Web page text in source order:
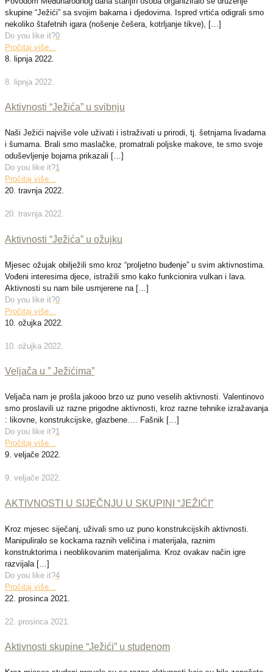
skupine “Ježići” sa svojim bakama i djedovima. Ispred vrtića odigrali smo
nekoliko štafetnih igara (nošenje češera, kotrljanje tikve),
[…]
Do you like it?0
Pročitaj više...
8. lipnja 2022.
8. lipnja 2022.
Aktivnosti “Ježića” u svibnju
Naši Ježići najviše vole uživati i istraživati u prirodi, tj. šetnjama livadama
i šumama. Brali smo maslačke, promatrali poljske makove, te smo svoje
oduševljenje bojama prikazali […]
Do you like it?1
Pročitaj više...
20. travnja 2022.
20. travnja 2022.
Aktivnosti “Ježića” u ožujku
Mjesec ožujak obilježili smo kroz “proljetno buđenje” u svim aktivnostima.
Vođeni interesima djece, istražili smo kako funkcionira vulkan i lava.
Aktivnosti su nam bile usmjerene na […]
Do you like it?0
Pročitaj više...
10. ožujka 2022.
10. ožujka 2022.
Veljača u ” Ježićima”
Veljača nam je prošla jakooo brzo uz puno veselih aktivnosti. Valentinovo
smo proslavili uz razne prigodne aktivnosti, kroz razne tehnike izražavanja
: likovne, konstrukcijske, glazbene…. Fašnik […]
Do you like it?1
Pročitaj više...
9. veljače 2022.
9. veljače 2022.
AKTIVNOSTI U SIJEČNJU U SKUPINI “JEŽIĆI”
Kroz mjesec siječanj, uživali smo uz puno konstrukcijskih aktivnosti.
Manipuliralo se kockama raznih veličina i materijala, raznim
konstruktorima i neoblikovanim materijalima. Kroz ovakav način igre
razvijala […]
Do you like it?4
Pročitaj više...
22. prosinca 2021.
22. prosinca 2021.
Aktivnosti skupine “Ježići” u studenom